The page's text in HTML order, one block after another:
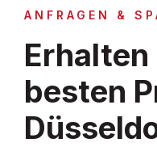
ANFRAGEN &
Erhalten
besten